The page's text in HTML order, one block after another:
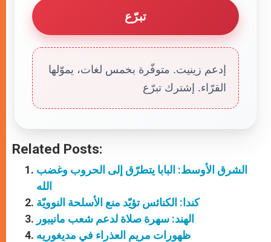
تبرّع
إدعم زينيت. متوفّرة بخمس لغات، يموّلها
القرّاء. إشترك تبرّع
Related Posts:
الشرق الأوسط: البابا يتطرّق إلى الحروب وغضب
الله
كندا: الكنائس تؤيّد منع الأسلحة النوويّة
الهند: سهرة صلاة لدعم شعب مانيبور
ظهورات مريم العذراء في مديغوريه